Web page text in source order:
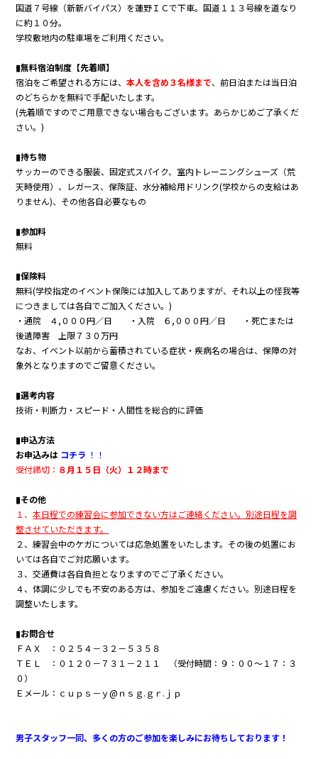
国道７号線（新新バイパス）を蓮野ＩＣで下車。国道１１３号線を道なり
に約１０分。
学校敷地内の駐車場をご利用ください。
▮無料宿泊制度【先着順】
宿泊をご希望される方には、本人を含め３名様まで、前日泊または当日泊
のどちらかを無料で手配いたします。
(先着順ですのでご用意できない場合もございます。あらかじめご了承くだ
さい。)
▮持ち物
サッカーのできる服装、固定式スパイク、室内トレーニングシューズ（荒
天時使用）、レガース、保険証、水分補給用ドリンク(学校からの支給はあ
りません)、その他各自必要なもの
▮参加料
無料
▮保険料
無料(学校指定のイベント保険には加入してありますが、それ以上の怪我等
につきましては各自でご加入ください。)
・通院 ４,０００円／日 ・入院 ６,０００円／日 ・死亡または
後遺障害 上限７３０万円
なお、イベント以前から蓄積されている症状・疾病名の場合は、保障の対
象外となりますのでご留意ください。
▮選考内容
技術・判断力・スピード・人間性を総合的に評価
▮申込方法
お申込みは コチラ ！！
受付締切： ８月１５日（火）１２時まで
▮その他
１、本日程での練習会に参加できない方はご連絡ください。別途日程を調
整させていただきます。
２、練習会中のケガについては応急処置をいたします。その後の処置にお
いては各自でご対応願います。
３、交通費は各自負担となりますのでご了承ください。
４、体調に少しでも不安のある方は、参加をご遠慮ください。別途日程を
調整いたします。
▮お問合せ
ＦＡＸ ：０２５４－３２－５３５８
ＴＥＬ ：０１２０－７３１－２１１ （受付時間：９：００～１７：３
０）
Ｅメール：ｃｕｐｓ－ｙ@ｎｓｇ.ｇｒ.ｊｐ
男子スタッフ一同、多くの方のご参加を楽しみにお待ちしております！